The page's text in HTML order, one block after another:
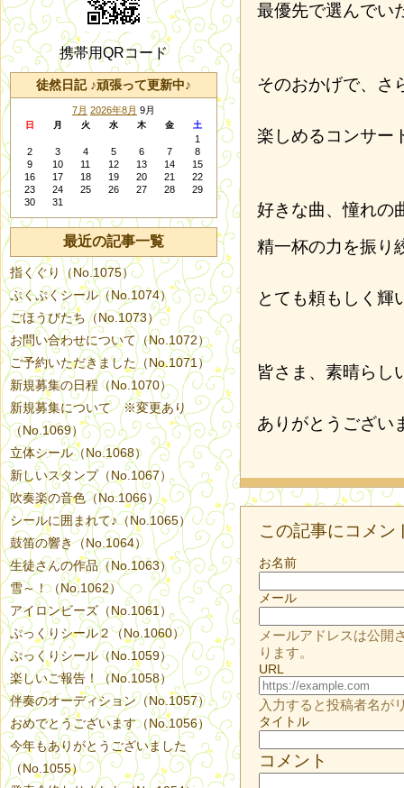
最優先で選んでい
そのおかげで、さ
楽しめるコンサー
好きな曲、憧れの
精一杯の力を振り
とても頼もしく輝
皆さま、素晴らし
ありがとうござい
この記事にコメン
お名前
メール
メールアドレスは公開
ります。
URL
入力すると投稿者名が
タイトル
コメント
携帯用QRコード
徒然日記 ♪頑張って更新中♪
7月 2026年8月 9月
日 月 火 水 木 金 土
1
2
3 4 5 6 7
8
9
10 11 12 13 14
15
16
17 18 19 20 21
22
23
24 25 26 27 28
29
30
31
最近の記事一覧
指くぐり（No.1075）
ぷくぷくシール（No.1074）
ごほうびたち（No.1073）
お問い合わせについて（No.1072）
ご予約いただきました（No.1071）
新規募集の日程（No.1070）
新規募集について ※変更あり
（No.1069）
立体シール（No.1068）
新しいスタンプ（No.1067）
吹奏楽の音色（No.1066）
シールに囲まれて♪（No.1065）
鼓笛の響き（No.1064）
生徒さんの作品（No.1063）
雪～！（No.1062）
アイロンビーズ（No.1061）
ぷっくりシール２（No.1060）
ぷっくりシール（No.1059）
楽しいご報告！（No.1058）
伴奏のオーディション（No.1057）
おめでとうございます（No.1056）
今年もありがとうございました
（No.1055）